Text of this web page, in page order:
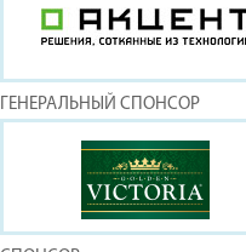
ГЕНЕРАЛЬНЫЙ СПОНСОР